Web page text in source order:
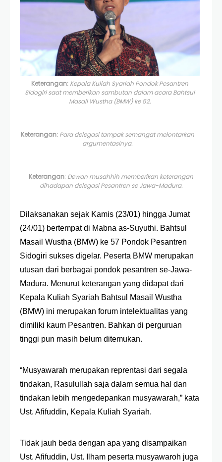
Keterangan: Kepala Kuliah Syariah Pondok Pesantren
Sidogiri saat memberikan sambutan dalam acaraBahtsul
Masail Wustha (BMW) ke 52.
Keterangan: Para delegasi tampak semangat melontarkan
argumentasinya.
Keterangan: Dewan musahhih memberikan keterangan
dihadapan delegasi Pesantren se Jawa-Madura.
Dilaksanakan sejak Kamis (23/01) hingga Jumat
(24/01) bertempat di Mabna as-Suyuthi. Bahtsul
Masail Wustha (BMW) ke 57 Pondok Pesantren
Sidogiri sukses digelar. Peserta BMW merupakan
utusan dari berbagai pondok pesantren se-Jawa-
Madura. Menurut keterangan yang didapat dari
Kepala Kuliah Syariah Bahtsul Masail Wustha
(BMW) ini merupakan forum intelektualitas yang
dimiliki kaum Pesantren. Bahkan di perguruan
tinggi pun masih belum ditemukan.
“Musyawarah merupakan reprentasi dari segala
tindakan, Rasulullah saja dalam semua hal dan
tindakan lebih mengedepankan musyawarah,” kata
Ust. Afifuddin, Kepala Kuliah Syariah.
Tidak jauh beda dengan apa yang disampaikan
Ust. Afifuddin, Ust. Ilham peserta musyawaroh juga